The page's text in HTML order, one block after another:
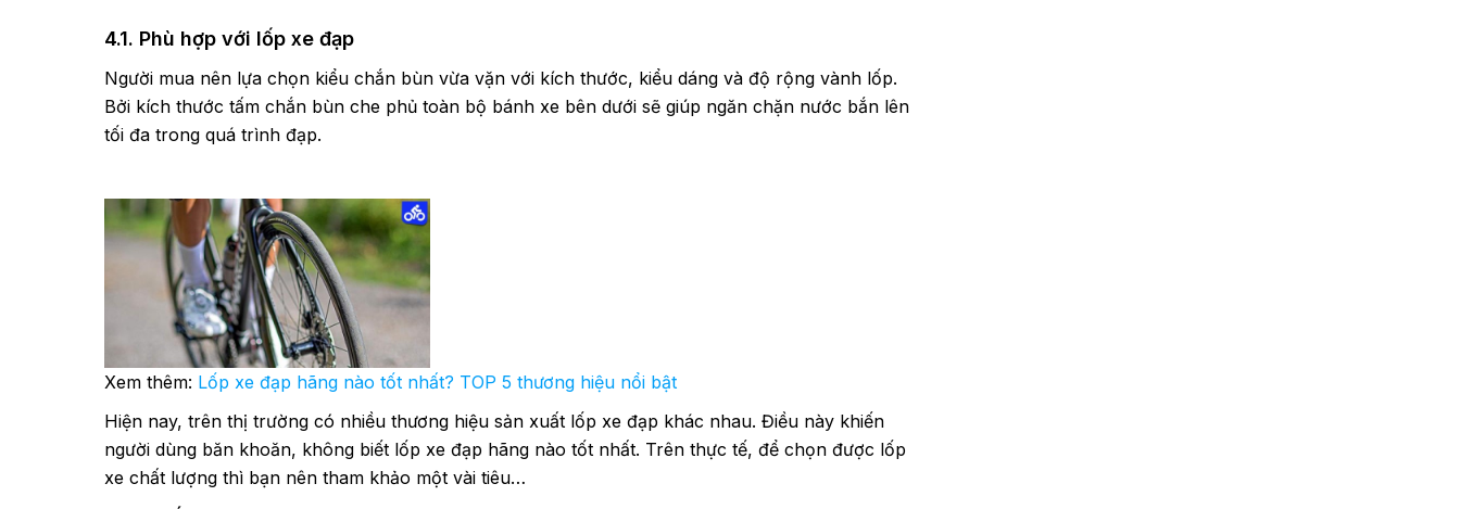
4.1. Phù hợp với lốp xe đạp
Người mua nên lựa chọn kiểu chắn bùn vừa vặn với kích thước, kiểu dáng và độ rộng vành lốp.
Bởi kích thước tấm chắn bùn che phủ toàn bộ bánh xe bên dưới sẽ giúp ngăn chặn nước bắn lên
tối đa trong quá trình đạp.
Xem thêm: Lốp xe đạp hãng nào tốt nhất? TOP 5 thương hiệu nổi bật
Hiện nay, trên thị trường có nhiều thương hiệu sản xuất lốp xe đạp khác nhau. Điều này khiến
người dùng băn khoăn, không biết lốp xe đạp hãng nào tốt nhất. Trên thực tế, để chọn được lốp
xe chất lượng thì bạn nên tham khảo một vài tiêu…